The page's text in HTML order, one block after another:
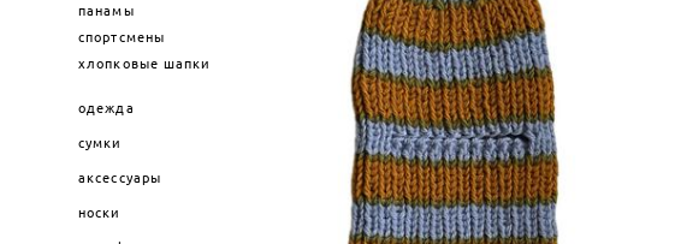
панамы
спортсмены
хлопковые шапки
одежда
сумки
аксессуары
носки